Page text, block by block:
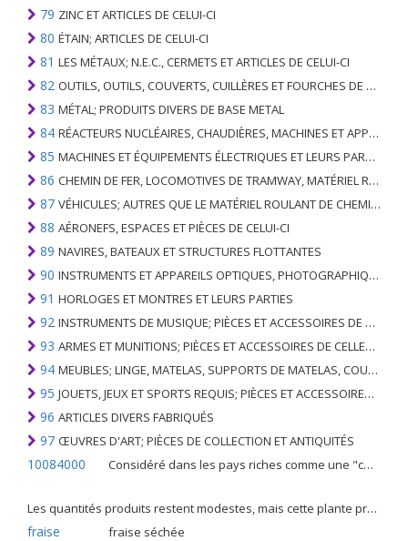
79 ZINC ET ARTICLES DE CELUI-CI
80 ÉTAIN; ARTICLES DE CELUI-CI
81 LES MÉTAUX; N.E.C., CERMETS ET ARTICLES DE CELUI-CI
82 OUTILS, OUTILS, COUVERTS, CUILLÈRES ET FOURCHES DE MÉTAUX DE BASE; PARTIES DE CELLES-CI, EN METAL DE BASE
83 MÉTAL; PRODUITS DIVERS DE BASE METAL
84 RÉACTEURS NUCLÉAIRES, CHAUDIÈRES, MACHINES ET APPAREILS MÉCANIQUES; PARTIES DE CELLES-CI
85 MACHINES ET ÉQUIPEMENTS ÉLECTRIQUES ET LEURS PARTIES; ENREGISTREURS ET REPRODUCTEURS SONORES; APPAREILS D'ENREGISTREMENT OU DE REPRODUCTION DES IMAGES ET DU SON EN TÉLÉVISION, PIÈCES ET ACCESSOIRES DE TELS ARTICLES
86 CHEMIN DE FER, LOCOMOTIVES DE TRAMWAY, MATÉRIEL ROULANT ET LEURS PARTIES; RACCORDS DE CHEMIN DE FER OU DE TRAMWAY ET RACCORDS ET PIÈCES DE CELLES-CI; ÉQUIPEMENT DE SIGNALISATION DE TRAFIC MÉCANIQUE (Y COMPRIS ÉLECTRO-MÉCANIQUE) DE TOUS TYPES
87 VÉHICULES; AUTRES QUE LE MATÉRIEL ROULANT DE CHEMIN DE FER OU DE TRAMWAY, ET LEURS PIÈCES ET ACCESSOIRES
88 AÉRONEFS, ESPACES ET PIÈCES DE CELUI-CI
89 NAVIRES, BATEAUX ET STRUCTURES FLOTTANTES
90 INSTRUMENTS ET APPAREILS OPTIQUES, PHOTOGRAPHIQUES, CINÉMATOGRAPHIQUES, DE MESURE, DE CONTRÔLE, DE MÉDECINE OU DE CHIRURGIE; PIÈCES ET ACCESSOIRES
91 HORLOGES ET MONTRES ET LEURS PARTIES
92 INSTRUMENTS DE MUSIQUE; PIÈCES ET ACCESSOIRES DE TELS ARTICLES
93 ARMES ET MUNITIONS; PIÈCES ET ACCESSOIRES DE CELLES-CI
94 MEUBLES; LINGE, MATELAS, SUPPORTS DE MATELAS, COUSSINS ET AMEUBLEMENT SIMILAIRE FARCI; LAMPES ET RACCORDS D'ÉCLAIRAGE, N.E.C .; SIGNES LUMINEUSES, PLAQUES DE NOMS LUMINEUSES ET SIMILAIRES; BÂTIMENTS PRÉFABRIQUÉS
95 JOUETS, JEUX ET SPORTS REQUIS; PIÈCES ET ACCESSOIRES DE CELLES-CI
96 ARTICLES DIVERS FABRIQUÉS
97 ŒUVRES D'ART; PIÈCES DE COLLECTION ET ANTIQUITÉS
10084000 Considéré dans les pays riches comme une "céréale mineure", le fonio blanc est une graminée de la famille des poaceae cultivée pour ses graines dans certaines régions d'Afrique.
Les quantités produits restent modestes, mais cette plante présente malgré tout de nombreuses qualités. Elle est utilisé dans l'alimentation humaine et entre dans la préparation de nombreuses recettes traditionnelles africaines comme le couscous, la bouillie, les boulettes, les beignets et même le pain.
fraise fraise séchée